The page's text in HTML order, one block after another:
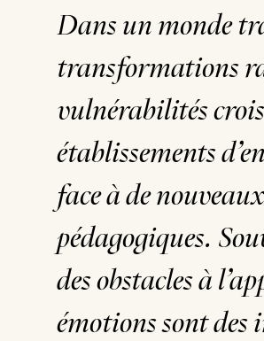
Dans un monde
transformations
vulnérabilités
établissements
face à de
pédagogiques.
des obstacles à
émotions sont